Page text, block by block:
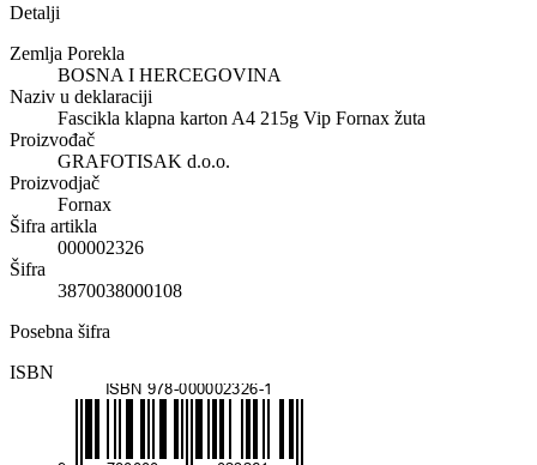
Detalji
Zemlja Porekla
BOSNA I HERCEGOVINA
Naziv u deklaraciji
Fascikla klapna karton A4 215g Vip Fornax žuta
Proizvođač
GRAFOTISAK d.o.o.
Proizvodjač
Fornax
Šifra artikla
000002326
Šifra
3870038000108
Posebna šifra
ISBN